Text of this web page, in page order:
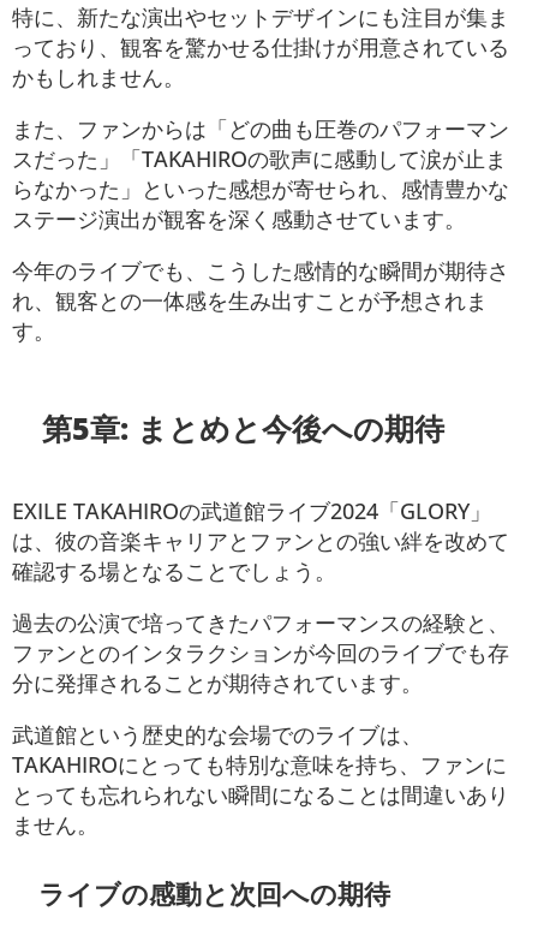
特に、新たな演出やセットデザインにも注目が集ま
っており、観客を驚かせる仕掛けが用意されている
かもしれません​。
また、ファンからは「どの曲も圧巻のパフォーマン
スだった」「TAKAHIROの歌声に感動して涙が止ま
らなかった」といった感想が寄せられ、感情豊かな
ステージ演出が観客を深く感動させています。
今年のライブでも、こうした感情的な瞬間が期待さ
れ、観客との一体感を生み出すことが予想されま
す。
第5章: まとめと今後への期待
EXILE TAKAHIROの武道館ライブ2024「GLORY」
は、彼の音楽キャリアとファンとの強い絆を改めて
確認する場となることでしょう。
過去の公演で培ってきたパフォーマンスの経験と、
ファンとのインタラクションが今回のライブでも存
分に発揮されることが期待されています。
武道館という歴史的な会場でのライブは、
TAKAHIROにとっても特別な意味を持ち、ファンに
とっても忘れられない瞬間になることは間違いあり
ません。
ライブの感動と次回への期待